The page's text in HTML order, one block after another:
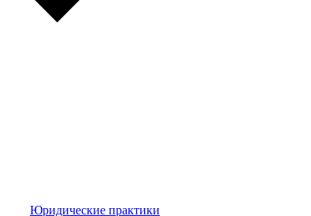
Юридические практики